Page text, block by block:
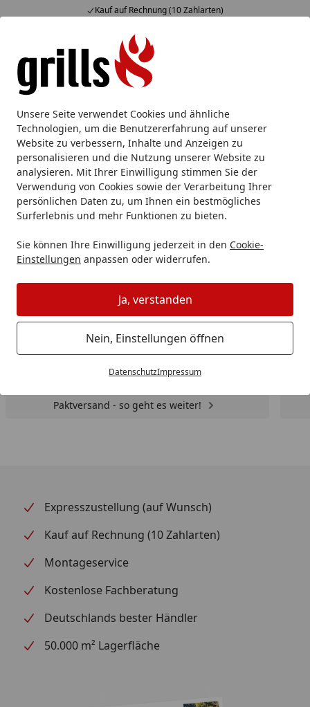
Unsere Seite verwendet Cookies und ähnliche
Technologien, um die Benutzererfahrung auf unserer
Website zu verbessern, Inhalte und Anzeigen zu
personalisieren und die Nutzung unserer Website zu
analysieren. Mit Ihrer Einwilligung stimmen Sie der
Verwendung von Cookies sowie der Verarbeitung Ihrer
persönlichen Daten zu, um Ihnen ein bestmögliches
Surferlebnis und mehr Funktionen zu bieten.
Sie können Ihre Einwilligung jederzeit in den Cookie-
Einstellungen anpassen oder widerrufen.
Ja, verstanden
Nein, Einstellungen öffnen
DatenschutzImpressum
Kauf auf Rechnung (10 Zahlarten)
Alle Produkte
Mein Konto
Suchen
Startseite
So geht es nach Ihrer Bestellung weiter!
Bestellung abgeschickt? Das sind
die nächsten Schritte:
Paktversand - so geht es weiter!
Expresszustellung (auf Wunsch)
Kauf auf Rechnung (10 Zahlarten)
Montageservice
Kostenlose Fachberatung
Deutschlands bester Händler
50.000 m² Lagerfläche